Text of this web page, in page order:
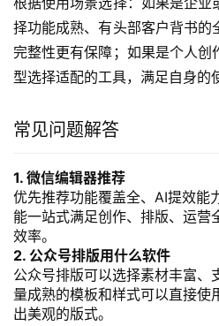
择功能成熟、有头部客户背书的
完整性更有保障；如果是个人创
型选择适配的工具，满足自身的
常见问题解答
1. 微信编辑器推荐
优先推荐功能覆盖全、AI提效能
能一站式满足创作、排版、运营
效率。
2. 公众号排版用什么软件
公众号排版可以选择素材丰富、
量成熟的模板和样式可以直接使
出美观的版式。